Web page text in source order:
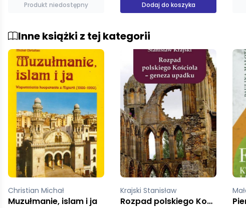
Dodaj do koszyka Produkt niedostępny
Inne książki z tej kategorii
Krajski Stanisław
Rozpad polskiego Kościoła Geneza upadku
Małota Paulina
Pier Giorgio Frassati Kwiatki i modlitwy